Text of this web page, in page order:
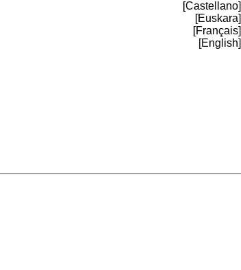
[Castellano]
[Euskara]
[Français]
[English]